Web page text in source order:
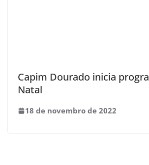
Capim Dourado inicia
Natal
18 de novembro de 2022